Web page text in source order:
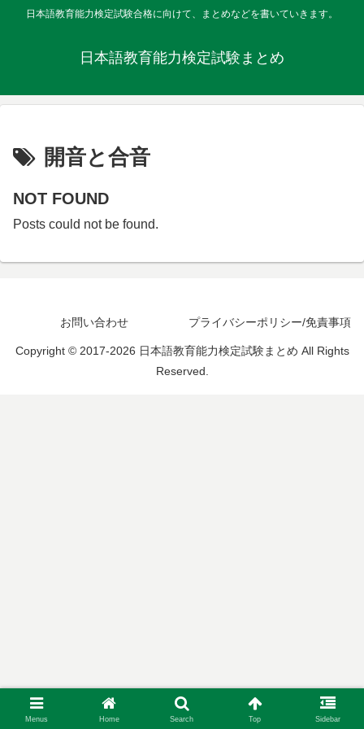
日本語教育能力検定試験合格に向けて、まとめなどを書いていきます。
日本語教育能力検定試験まとめ
開音と合音
NOT FOUND
Posts could not be found.
お問い合わせ プライバシーポリシー/免責事項
Copyright © 2017-2026 日本語教育能力検定試験まとめ All Rights
Reserved.
Menus Home Search Top Sidebar